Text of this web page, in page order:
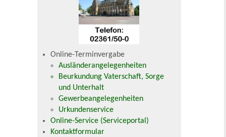
Online-Terminvergabe
Ausländerangelegenheiten
Beurkundung Vaterschaft, Sorge
und Unterhalt
Gewerbeangelegenheiten
Urkundenservice
Online-Service (Serviceportal)
Kontaktformular